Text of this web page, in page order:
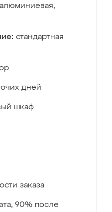
алюминиевая,
стандартная
дней
шкаф
заказа
90% после